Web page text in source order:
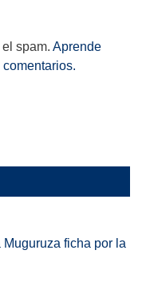
spam. Aprende
ficha por la